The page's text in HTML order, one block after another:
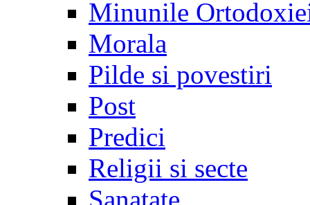
Minunile
Morala
Pilde si povestiri
Post
Predici
Religii si secte